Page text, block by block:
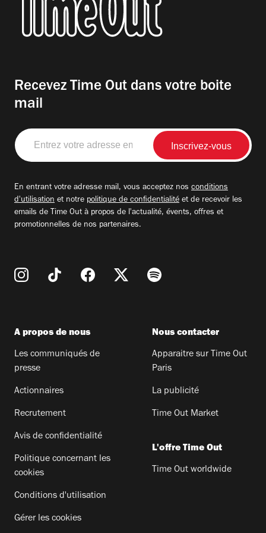
Recevez Time Out dans votre boite
mail
Entrez
votre
adresse
En entrant votre adresse mail, vous acceptez nos conditions
d'utilisation et notre politique de confidentialité et de recevoir les
emails de Time Out à propos de l'actualité, évents, offres et
promotionnelles de nos partenaires.
A propos de nous
Les communiqués de
presse
Actionnaires
Recrutement
Avis de confidentialité
Politique concernant les
cookies
Conditions d'utilisation
Gérer les cookies
Nous contacter
Apparaitre sur Time Out
Paris
La publicité
Time Out Market
L'offre Time Out
Time Out worldwide